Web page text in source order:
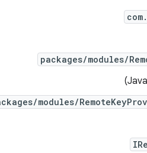
packages/modules/
modules/